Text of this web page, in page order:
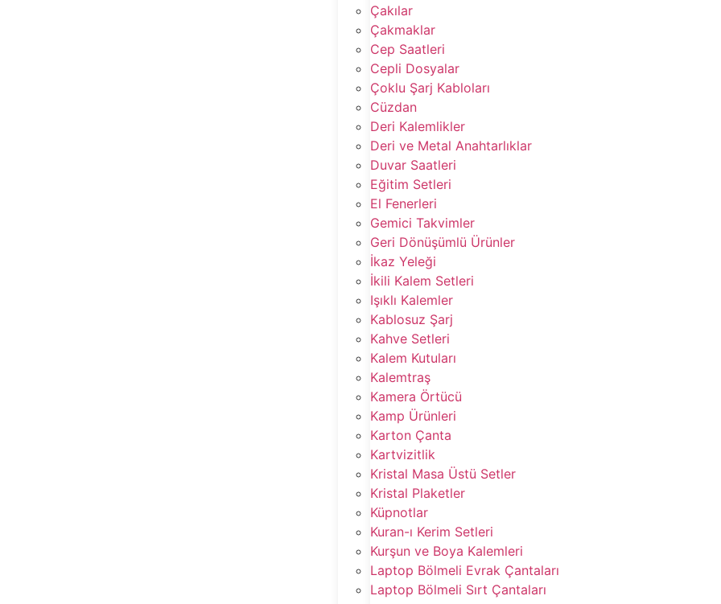
Çakılar
Çakmaklar
Cep Saatleri
Cepli Dosyalar
Çoklu Şarj Kabloları
Cüzdan
Deri Kalemlikler
Deri ve Metal Anahtarlıklar
Duvar Saatleri
Eğitim Setleri
El Fenerleri
Gemici Takvimler
Geri Dönüşümlü Ürünler
İkaz Yeleği
İkili Kalem Setleri
Işıklı Kalemler
Kablosuz Şarj
Kahve Setleri
Kalem Kutuları
Kalemtraş
Kamera Örtücü
Kamp Ürünleri
Karton Çanta
Kartvizitlik
Kristal Masa Üstü Setler
Kristal Plaketler
Küpnotlar
Kuran-ı Kerim Setleri
Kurşun ve Boya Kalemleri
Laptop Bölmeli Evrak Çantaları
Laptop Bölmeli Sırt Çantaları